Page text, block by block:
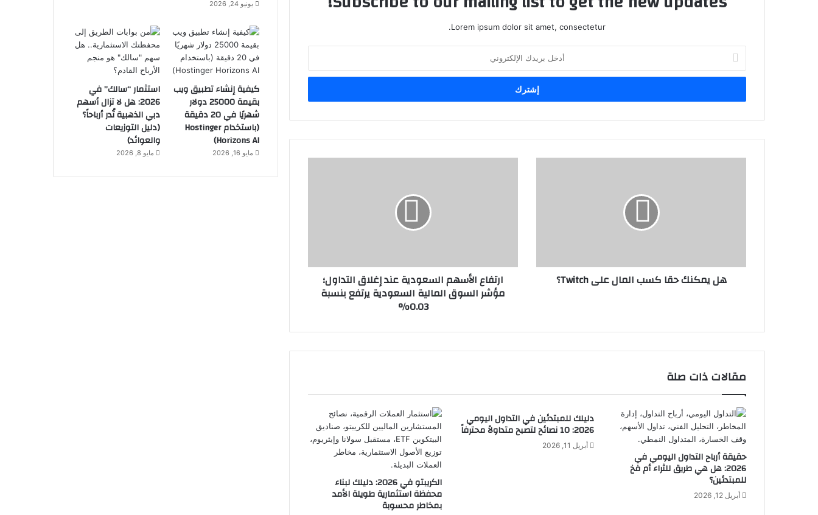
Lorem ipsum dolor sit amet, consectetur.
بريدك
الإلكتروني
هل يمكنك حقا كسب المال على Twitch؟
المالية
السعودية
يرتفع
ارتفاع الأسهم السعودية عند إغلاق التداول؛
مؤشر السوق المالية السعودية يرتفع بنسبة
0.03%
مقالات ذات صلة
حقيقة أرباح التداول اليومي في
2026: هل هي طريق للثراء أم فخ
للمبتدئين؟
أبريل 12, 2026
دليلك للمبتدئين في التداول اليومي
2026: 10 نصائح لتصبح متداولاً محترفاً
أبريل 11, 2026
الكريبتو في 2026: دليلك لبناء
محفظة استثمارية طويلة الأمد
بمخاطر محسوبة
يونيو 24, 2026
كيفية إنشاء تطبيق ويب
بقيمة 25000 دولار
شهريًا في 20 دقيقة
(باستخدام Hostinger
Horizons AI)
مايو 16, 2026
استثمار “سالك” في
2026: هل لا تزال أسهم
دبي الذهبية تُدر أرباحاً؟
(دليل التوزيعات
والعوائد)
مايو 8, 2026